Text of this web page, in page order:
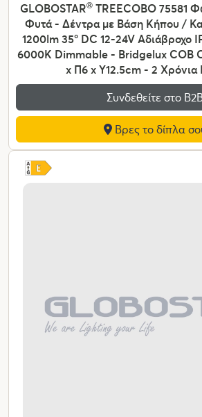
GLOBOSTAR® TREECOBO 75581
Φυτά - Δέντρα με Βάση Κήπου /
1200lm 35° DC 12-24V Αδιάβροχο
6000K Dimmable - Bridgelux
x Π6 x Υ12.5cm - 2 Χρόνια
Συνδεθείτε στο
Βρες το δίπλα